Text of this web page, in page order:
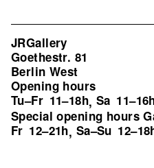
JRGallery
Goethestr. 81
Berlin West
Opening hours
Tu–Fr 11–18h, Sa
Special opening hours
Fr 12–21h, Sa–Su